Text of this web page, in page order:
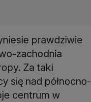
prawdziwie
zachodnia
Za taki
się nad północno-
centrum w